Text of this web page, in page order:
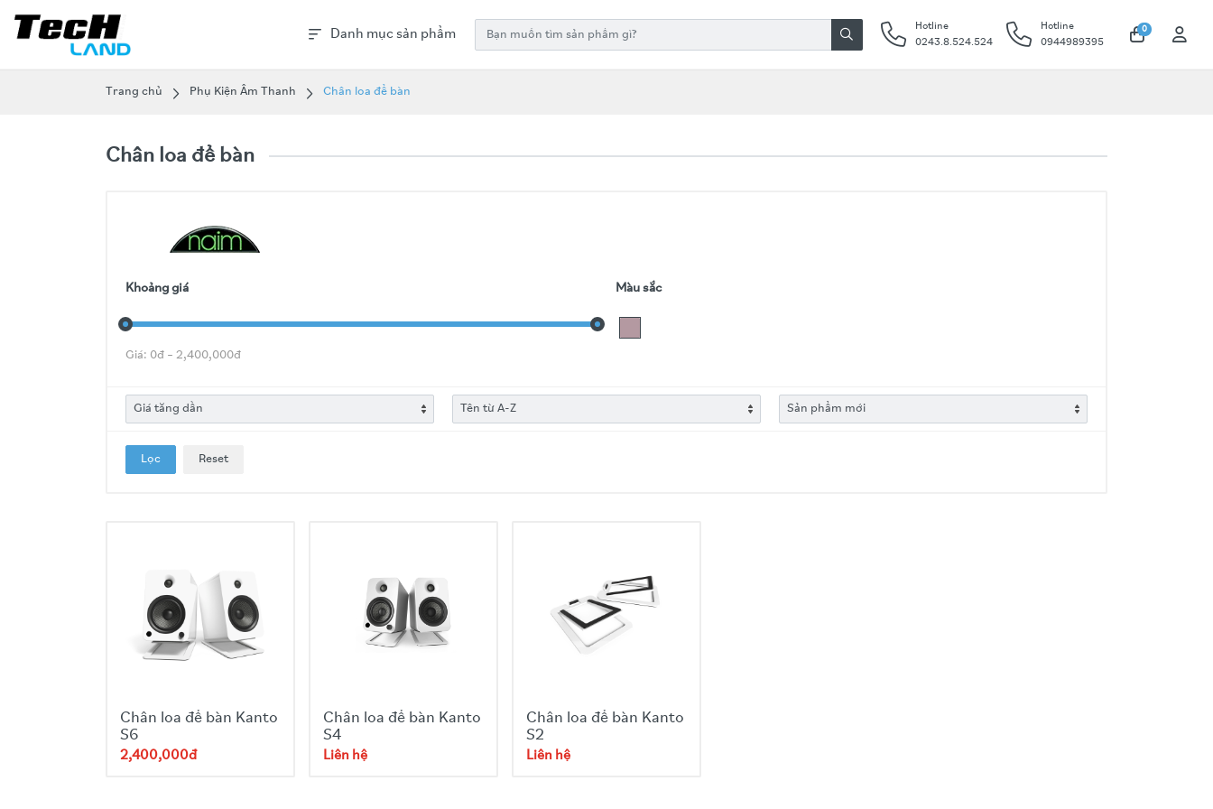
Danh mục sản phẩm
Hotline
0243.8.524.524
Hotline
0944989395
0
Trang chủ Phụ Kiện Âm Thanh Chân loa để bàn
Chân loa để bàn
Khoảng giá
Giá: 0đ – 2,400,000đ
Màu sắc
Lọc Reset
Chân loa để bàn Kanto
S6
2,400,000đ
Chân loa để bàn Kanto
S4
Liên hệ
Chân loa để bàn Kanto
S2
Liên hệ